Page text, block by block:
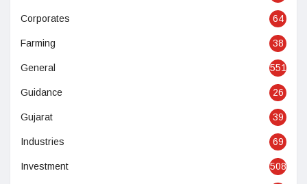
Corporates 64
Farming 38
General 551
Guidance 26
Gujarat 39
Industries 69
Investment 508